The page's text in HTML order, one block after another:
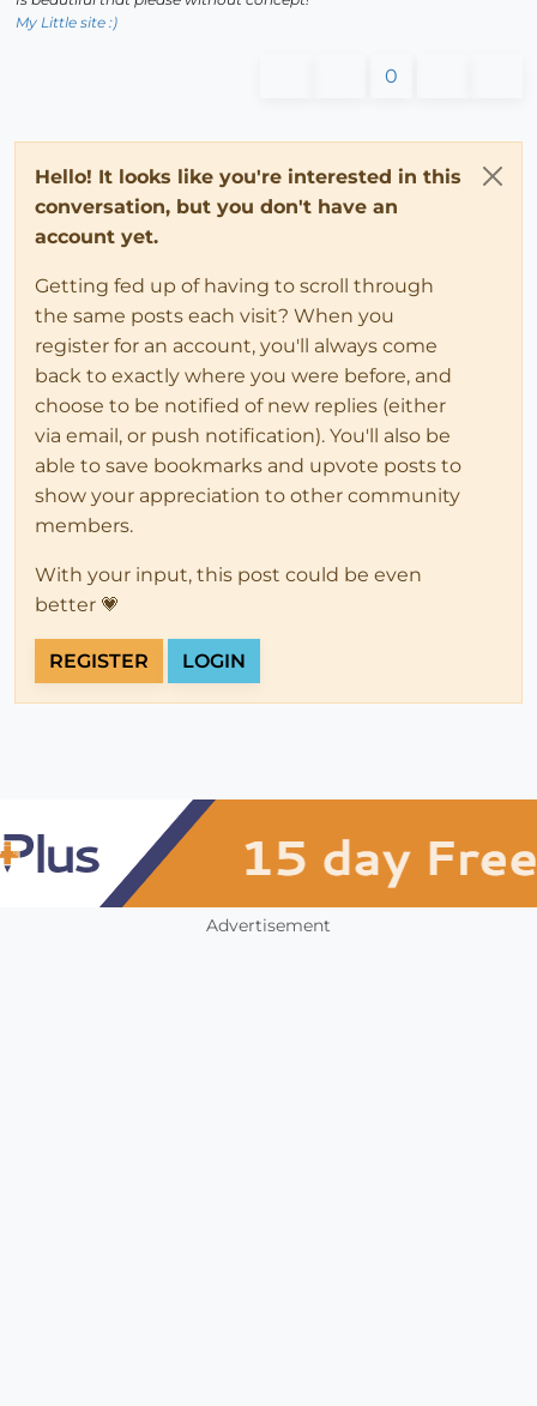
My Little site :)
0
Hello! It looks like you're interested in this
conversation, but you don't have an
account yet.
Getting fed up of having to scroll through
the same posts each visit? When you
register for an account, you'll always come
back to exactly where you were before, and
choose to be notified of new replies (either
via email, or push notification). You'll also be
able to save bookmarks and upvote posts to
show your appreciation to other community
members.
With your input, this post could be even
better 💗
REGISTER LOGIN
Advertisement